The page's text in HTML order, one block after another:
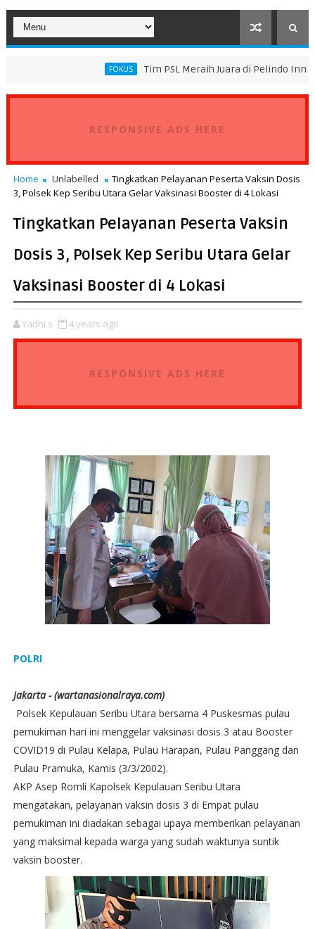
Tim PSL Meraih Juara di Pelindo Innovation Award
Standar Operasional Kapal
RESPONSIVE ADS HERE
Home Unlabelled
Tingkatkan Pelayanan Peserta Vaksin Dosis
3, Polsek Kep Seribu Utara Gelar Vaksinasi Booster di 4 Lokasi
Tingkatkan Pelayanan Peserta Vaksin
Dosis 3, Polsek Kep Seribu Utara Gelar
Vaksinasi Booster di 4 Lokasi
Yadhi.s 4 years ago
RESPONSIVE ADS HERE
POLRI
Jakarta - (wartanasionalraya.com)
Polsek Kepulauan Seribu Utara bersama 4 Puskesmas pulau
pemukiman hari ini menggelar vaksinasi dosis 3 atau Booster
COVID19 di Pulau Kelapa, Pulau Harapan, Pulau Panggang dan
Pulau Pramuka, Kamis (3/3/2002).
AKP Asep Romli Kapolsek Kepulauan Seribu Utara
mengatakan, pelayanan vaksin dosis 3 di Empat pulau
pemukiman ini diadakan sebagai upaya memberikan pelayanan
yang maksimal kepada warga yang sudah waktunya suntik
vaksin booster.